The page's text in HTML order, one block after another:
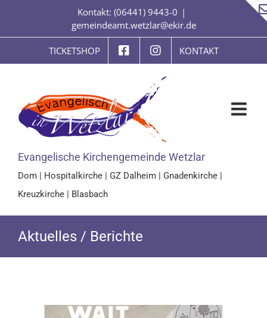
springen
Kontakt: (06441) 9443-0 |
gemeindeamt.wetzlar@ekir.de
TICKETSHOP KONTAKT
Evangelische Kirchengemeinde Wetzlar
Dom | Hospitalkirche | GZ Dalheim | Gnadenkirche |
Kreuzkirche | Blasbach
Aktuelles / Berichte